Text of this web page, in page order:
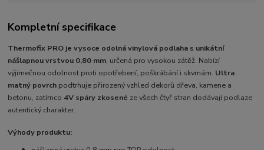
Kompletní specifikace
Thermofix PRO je vysoce odolná vinylová podlaha s unikátní
nášlapnou vrstvou 0,80 mm, určená pro vysokou zátěž. Nabízí
výjimečnou odolnost proti opotřebení, poškrábání i skvrnám. Ultra
matný povrch podtrhuje přirozený vzhled dekorů dřeva, kamene a
betonu, zatímco 4V spáry zkosené ze všech čtyř stran dodávají podlaze
autentický charakter.
Výhody produktu: